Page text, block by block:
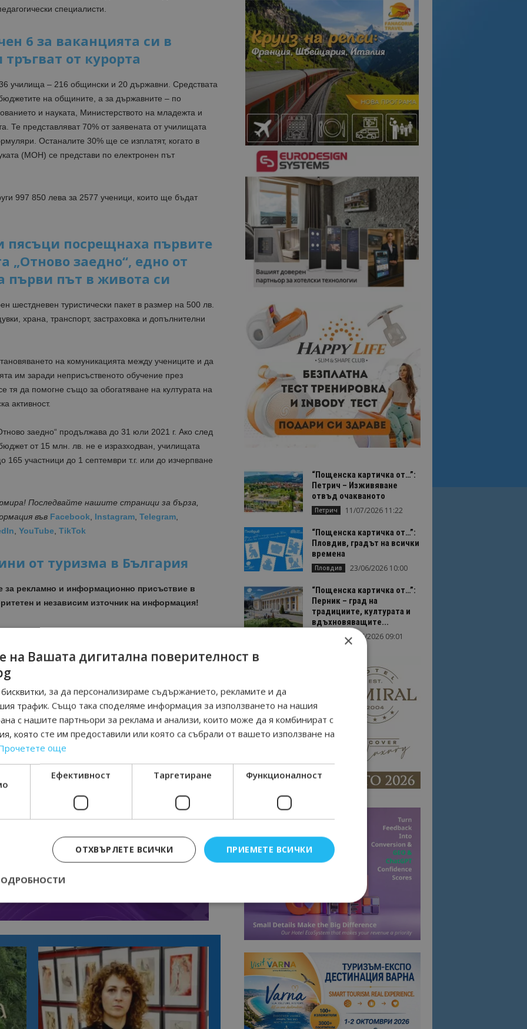
специалисти.
6 за ваканцията си в
от курорта
училища – 216 общински и 20 държавни. Средствата
на общините, а за държавните – по
и науката, Министерството на младежта и
Те представляват 70% от заявената от училищата
Останалите 30% ще се изплатят, когато в
(МОН) се представи по електронен път
997 850 лева за 2577 ученици, които ще бъдат
пясъци посрещнаха първите
„Отново заедно“, едно от
първи път в живота си
шестдневен туристически пакет в размер на 500 лв.
храна, транспорт, застраховка и допълнителни
на комуникацията между учениците и да
им заради неприсъственото обучение през
тя да помогне също за обогатяване на културата на
активност.
заедно“ продължава до 31 юли 2021 г. Ако след
от 15 млн. лв. не е изразходван, училищата
165 участници до 1 септември т.г. или до изчерпване
Последвайте нашите страници за бърза,
във Facebook Instagram Telegram
YouTube TikTok
от туризма в България
за рекламно и информационно присъствие в
и независим източник на информация!
НА АВИОКОМПАНИИ, ТУРОПЕРАТОРИ И
КАНАЛА НА BGTOURISM.BG -
ТУК!
“Пощенска картичка от…”:
Петрич – Изживяване
отвъд очакваното
Петрич 11/07/2026 11:22
“Пощенска картичка от…”:
Пловдив, градът на всички
времена
Пловдив 23/06/2026 10:00
“Пощенска картичка от…”:
Перник – град на
традициите, културата и
вдъхновяващите...
17/06/2026 09:01
×
на Вашата дигитална поверителност в
за да персонализираме съдържанието, рекламите и да
трафик. Също така споделяме информация за използването на нашия
с нашите партньори за реклама и анализи, които може да я комбинират с
която сте им предоставили или която са събрали от вашето използване на
още
Ефективност Таргетиране Функционалност
ПРИЕМЕТЕ ВСИЧКИ
ОТХВЪРЛЕТЕ ВСИЧКИ
Функционалност
бисквитки позволяват основната функционалност на уебсайта, като потребителско влизане и
Уебсайтът не може да се използва правилно без строго необходими бисквитки.
Доставчик /
Домейн
Валиден
до
Описание
lisandraramos.com
bgtourism.bg
7 дни
Тази бисквитка се използва, за да запомните съгласието
на потребителя за използването на бисквитки на сайта.